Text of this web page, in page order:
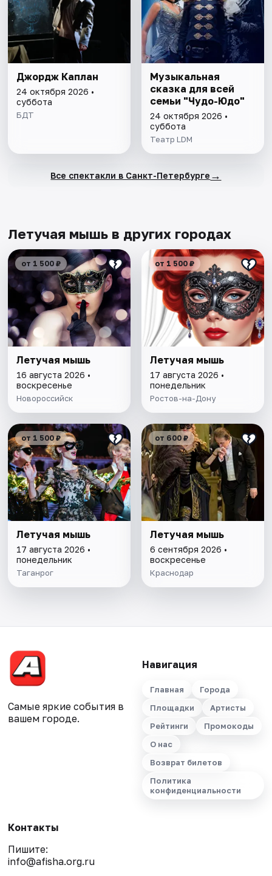
Джордж Каплан
24 октября 2026 •
суббота
БДТ
Музыкальная
сказка для всей
семьи "Чудо-Юдо"
24 октября 2026 •
суббота
Театр LDM
Все спектакли в Санкт-Петербурге →
Летучая мышь в других городах
от 1 500 ₽
Летучая мышь
16 августа 2026 •
воскресенье
Новороссийск
от 1 500 ₽
Летучая мышь
17 августа 2026 •
понедельник
Ростов-на-Дону
от 1 500 ₽
Летучая мышь
17 августа 2026 •
понедельник
Таганрог
от 600 ₽
Летучая мышь
6 сентября 2026 •
воскресенье
Краснодар
Самые яркие события в
вашем городе.
Навигация
Главная
Города
Площадки
Артисты
Рейтинги
Промокоды
О нас
Возврат билетов
Политика
конфиденциальности
Контакты
Пишите:
info@afisha.org.ru